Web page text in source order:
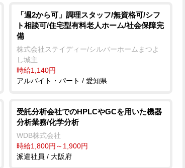
「週2から可」調理スタッフ/無資格可/シフ
ト相談可/住宅型有料老人ホーム/社会保障完
備
株式会社ステイディー/シルバーホームまつよ
し城主
時給1,140円
アルバイト・パート / 愛知県
受託分析会社でのHPLCやGCを用いた機器
分析業務/化学分析
WDB株式会社
時給1,800円～1,900円
派遣社員 / 大阪府